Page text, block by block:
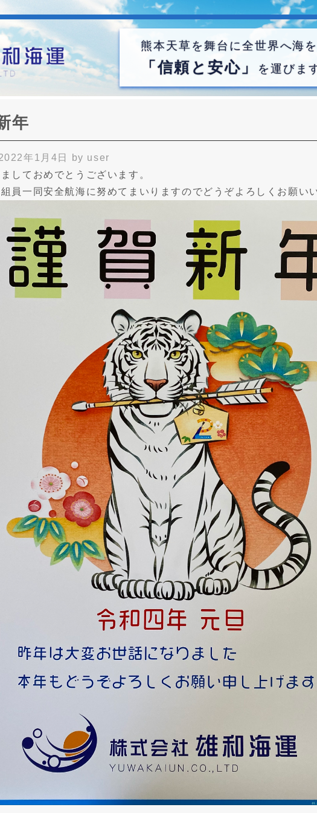
熊本天草を舞台に全世界へ海
「信頼と安心」 を運びま
年
年1月4日 by user
しておめでとうございます。
員一同安全航海に努めてまいりますのでどうぞよろしくお願い